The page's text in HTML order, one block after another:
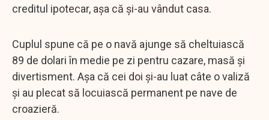
creditul ipotecar, așa că și-au vândut casa.
Cuplul spune că pe o navă ajunge să cheltuiască
89 de dolari în medie pe zi pentru cazare, masă și
divertisment. Așa că cei doi și-au luat câte o valiză
și au plecat să locuiască permanent pe nave de
croazieră.